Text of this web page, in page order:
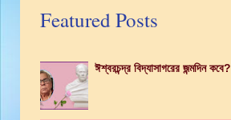
Featured Posts
ঈশ্বরচন্দ্র বিদ্যাসাগরের জন্মদিন কবে?